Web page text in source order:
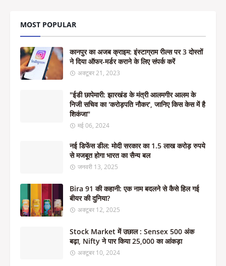
MOST POPULAR
कानपुर का अजब क्राइम: इंस्टाग्राम रील्स पर 3 दोस्तों
ने दिया ऑफर-मर्डर कराने के लिए संपर्क करें
अक्टूबर 21, 2023
"ईडी छापेमारी: झारखंड के मंत्री आलमगीर आलम के
निजी सचिव का 'करोड़पति नौकर', जानिए किस केस में है
शिकंजा"
मई 06, 2024
नई डिफेंस डील: मोदी सरकार का 1.5 लाख करोड़ रुपये
से मजबूत होगा भारत का सैन्य बल
जनवरी 13, 2025
Bira 91 की कहानी: एक नाम बदलने से कैसे हिल गई
बीयर की दुनिया?
अक्टूबर 12, 2025
Stock Market में उछाल : Sensex 500 अंक
बढ़ा, Nifty ने पार किया 25,000 का आंकड़ा
अक्टूबर 10, 2024